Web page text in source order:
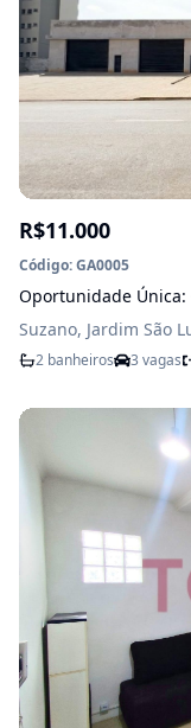
R$11.000
Código: GA0005
Oportunidade Única:
Suzano, Jardim São
2 banheiros 3 vagas